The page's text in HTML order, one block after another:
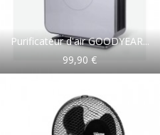
Purificateur d'air GOODYEAR...
99,90 €